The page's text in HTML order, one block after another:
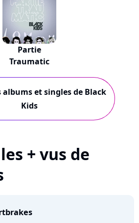
Partie
Traumatic
albums et singles de Black
Kids
+ vus de